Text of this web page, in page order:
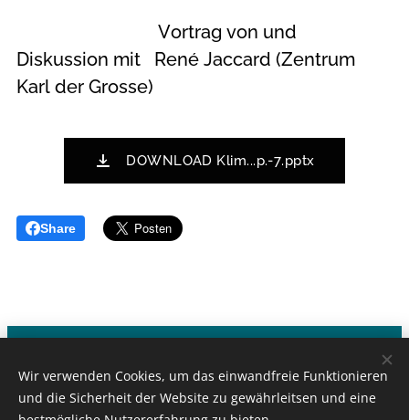
Vortrag von und
Diskussion mit René Jaccard (Zentrum
Karl der Grosse)
DOWNLOAD Klim...p.-7.pptx
Share
Kontakt:info@klimagrosseltern.ch
Wir verwenden Cookies, um das einwandfreie Funktionieren
und die Sicherheit der Website zu gewährleitsen und eine